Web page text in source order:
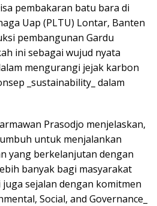
pembakaran batu bara di
Uap (PLTU) Lontar, Banten
pembangunan Gardu
ini sebagai wujud nyata
mengurangi jejak karbon
_sustainability_ dalam
Prasodjo menjelaskan,
untuk menjalankan
yang berkelanjutan dengan
banyak bagi masyarakat
sejalan dengan komitmen
Social, and Governance_